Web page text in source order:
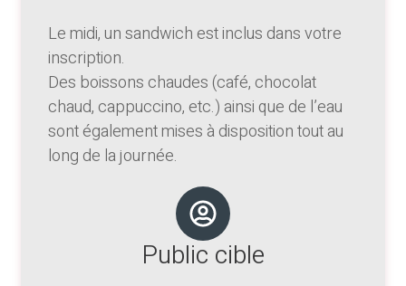
Le midi, un sandwich est inclus dans votre
inscription.
Des boissons chaudes (café, chocolat
chaud, cappuccino, etc.) ainsi que de l’eau
sont également mises à disposition tout au
long de la journée.
Public cible